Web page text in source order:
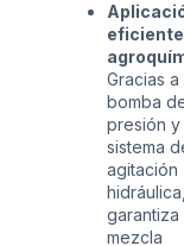
Gracias a
bomba
presión y
sistema
agitación
hidráulica,
garantiza
mezcla